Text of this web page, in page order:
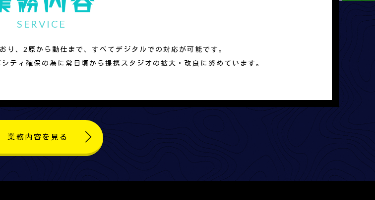
SERVICE
り、2原から動仕まで、すべてデジタルでの対応が可能です。
ティ確保の為に常日頃から提携スタジオの拡大・改良に努めています。
業務内容を見る